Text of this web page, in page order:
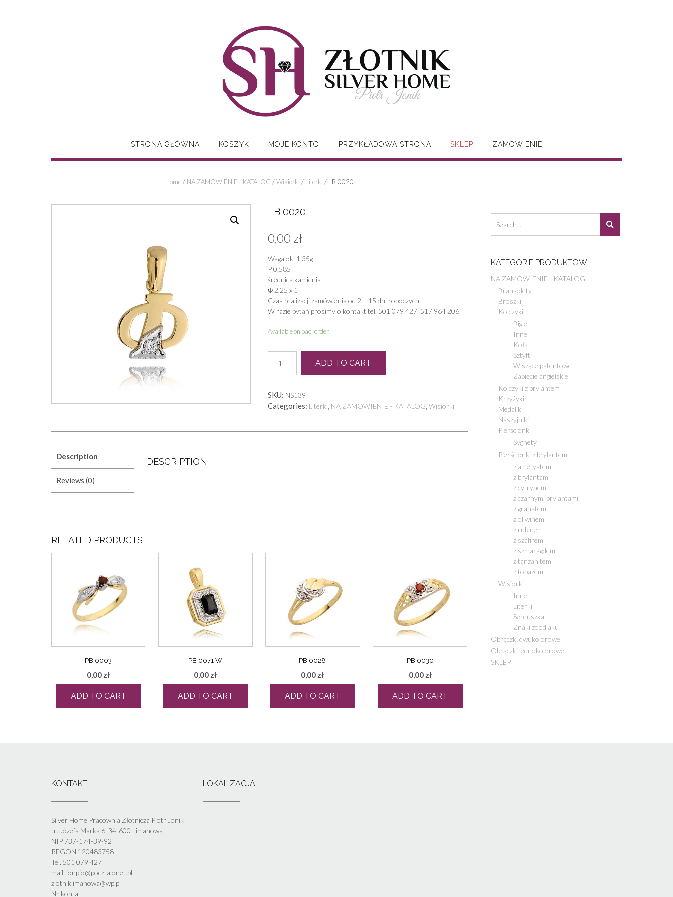
STRONA GŁÓWNA KOSZYK MOJE KONTO PRZYKŁADOWA STRONA SKLEP ZAMÓWIENIE
Home/ NA ZAMÓWIENIE - KATALOG /Wisiorki / Literki / LB 0020
LB 0020
0,00 zł
Waga ok. 1,35g
P 0,585
średnica kamienia
Φ 2,25 x 1
Czas realizacji zamówienia od 2 – 15 dni roboczych.
W razie pytań prosimy o kontakt tel. 501 079 427, 517 964 206.
Available on backorder
0020
quantity
ADD TO CART
SKU: NS139
Categories: Literki NA ZAMÓWIENIE - KATALOG Wisiorki
Description
Reviews (0)
DESCRIPTION
RELATED PRODUCTS
PB 0003
0,00 zł
ADD TO CART
PB 0071 W
0,00 zł
ADD TO CART
PB 0028
0,00 zł
ADD TO CART
PB 0030
0,00 zł
ADD TO CART
KATEGORIE PRODUKTÓW
NA ZAMÓWIENIE - KATALOG
Bransolety
Broszki
Kolczyki
Bigle
Inne
Koła
Sztyft
Wiszące patentowe
Zapięcie angielskie
Kolczyki z brylantem
Krzyżyki
Medaliki
Naszyjniki
Pierścionki
Sygnety
Pierścionki z brylantem
z ametystem
z brylantami
z cytrynem
z czarnymi brylantami
z granatem
z oliwinem
z rubinem
z szafirem
z szmaragdem
z tanzanitem
z topazem
Wisiorki
Inne
Literki
Serduszka
Znaki zoodiaku
Obrączki dwukolorowe
Obrączki jednokolorowe
SKLEP
KONTAKT
Silver Home Pracownia Złotnicza Piotr Jonik
ul. Józefa Marka 6, 34-600 Limanowa
NIP 737-174-39-92
REGON 120483758
Tel. 501 079 427
mail: jonpio@poczta.onet.pl,
zlotniklimanowa@wp.pl
Nr konta
LOKALIZACJA